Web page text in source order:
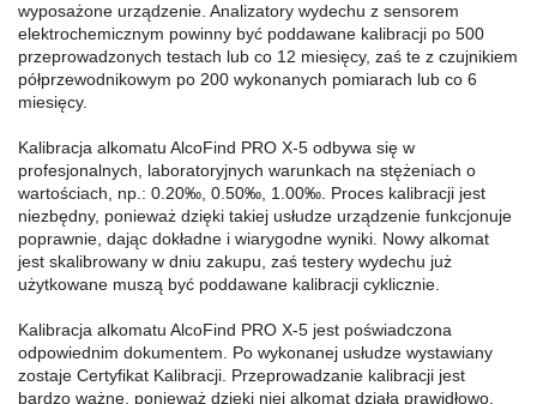
wyposażone urządzenie. Analizatory wydechu z sensorem
elektrochemicznym powinny być poddawane kalibracji po 500
przeprowadzonych testach lub co 12 miesięcy, zaś te z czujnikiem
półprzewodnikowym po 200 wykonanych pomiarach lub co 6
miesięcy.
Kalibracja alkomatu AlcoFind PRO X-5 odbywa się w
profesjonalnych, laboratoryjnych warunkach na stężeniach o
wartościach, np.: 0.20‰, 0.50‰, 1.00‰. Proces kalibracji jest
niezbędny, ponieważ dzięki takiej usłudze urządzenie funkcjonuje
poprawnie, dając dokładne i wiarygodne wyniki. Nowy alkomat
jest skalibrowany w dniu zakupu, zaś testery wydechu już
użytkowane muszą być poddawane kalibracji cyklicznie.
Kalibracja alkomatu AlcoFind PRO X-5 jest poświadczona
odpowiednim dokumentem. Po wykonanej usłudze wystawiany
zostaje Certyfikat Kalibracji. Przeprowadzanie kalibracji jest
bardzo ważne, ponieważ dzięki niej alkomat działa prawidłowo.